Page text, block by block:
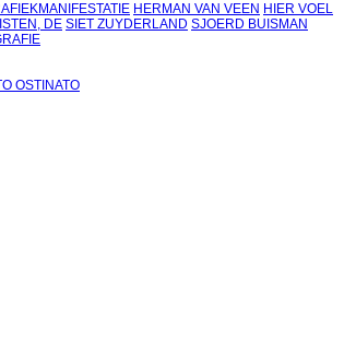
HERMAN VAN VEEN HIER VOEL
DE SIET ZUYDERLAND SJOERD BUISMAN
OSTINATO